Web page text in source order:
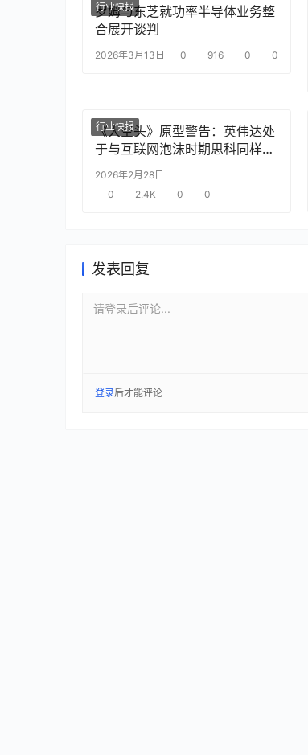
行业快报
罗姆与东芝就功率半导体业务整
合展开谈判
2026年3月13日 0 916 0 0
行业快报
《大空头》原型警告：英伟达处
于与互联网泡沫时期思科同样的
“危险境地”
2026年2月28日
0
2.4K 0 0
发表回复
请登录后评论...
登录后才能评论